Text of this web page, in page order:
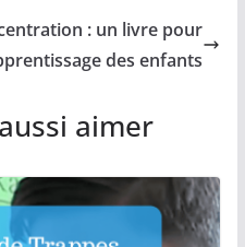
: un livre pour
des enfants
aimer